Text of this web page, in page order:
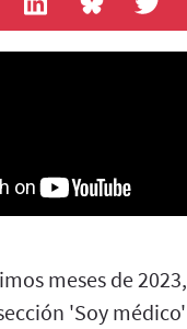
meses de
'Soy